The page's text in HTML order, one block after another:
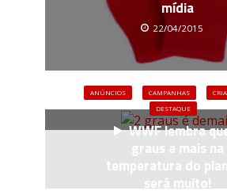
mídia
22/04/2015
ANÚNCIOS CAMPANHAS
DESTAQUE
WWF lembra
graus a mais na
temperatura do
será muito!